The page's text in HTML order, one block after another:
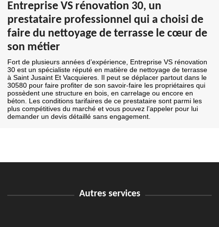
Entreprise VS rénovation 30, un
prestataire professionnel qui a choisi de
faire du nettoyage de terrasse le cœur de
son métier
Fort de plusieurs années d’expérience, Entreprise VS rénovation
30 est un spécialiste réputé en matière de nettoyage de terrasse
à Saint Jusaint Et Vacquieres. Il peut se déplacer partout dans le
30580 pour faire profiter de son savoir-faire les propriétaires qui
possèdent une structure en bois, en carrelage ou encore en
béton. Les conditions tarifaires de ce prestataire sont parmi les
plus compétitives du marché et vous pouvez l’appeler pour lui
demander un devis détaillé sans engagement.
Autres services